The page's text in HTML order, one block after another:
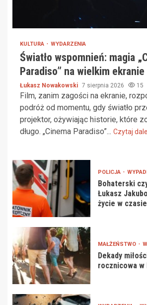
KULTURA WYDARZENIA
Światło wspomnień: magia
Paradiso” na wielkim ekranie
Łukasz Nowakowski 7 sierpnia 2026 15
Film, zanim zagości na ekranie,
podróż od momentu, gdy światło
projektor, ożywiając historie, które
długo. „Cinema Paradiso”... Czytaj
POLICJA
Bohaterski
Łukasz
życie w
MAŁŻEŃSTWO
Dekady
rocznicowa w